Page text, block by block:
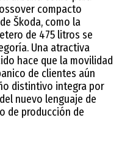
compacto
Škoda, como la
de 475 litros se
Una atractiva
hace que la movilidad
de clientes aún
distintivo integra por
nuevo lenguaje de
de producción de